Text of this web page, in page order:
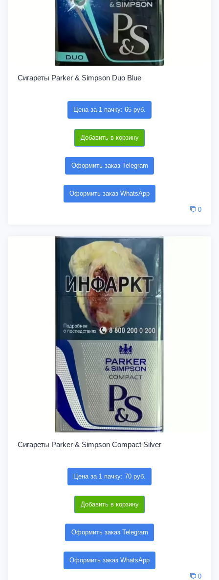
Сигареты Parker & Simpson Duo Blue
Цена за 1 пачку: 65 руб.
Добавить в корзину
Оформить заказ Telegram
Оформить заказ WhatsApp
0
Сигареты Parker & Simpson Compact Silver
Цена за 1 пачку: 70 руб.
Добавить в корзину
Оформить заказ Telegram
Оформить заказ WhatsApp
0